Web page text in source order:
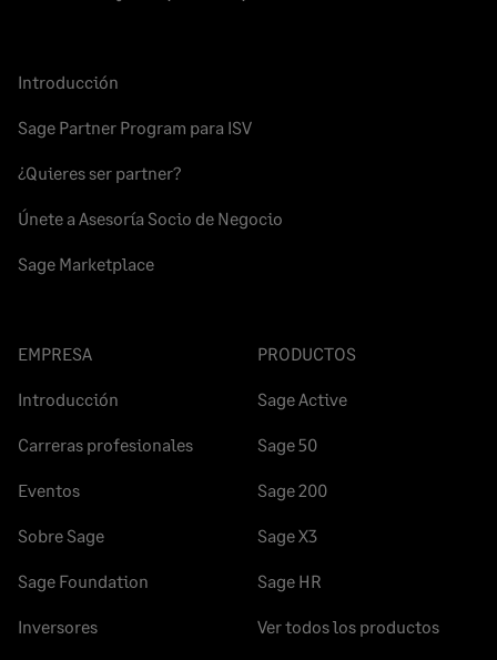
Introducción
Sage Partner Program para ISV
¿Quieres ser partner?
Únete a Asesoría Socio de Negocio
Sage Marketplace
EMPRESA
Introducción
Carreras profesionales
Eventos
Sobre Sage
Sage Foundation
Inversores
PRODUCTOS
Sage Active
Sage 50
Sage 200
Sage X3
Sage HR
Ver todos los productos